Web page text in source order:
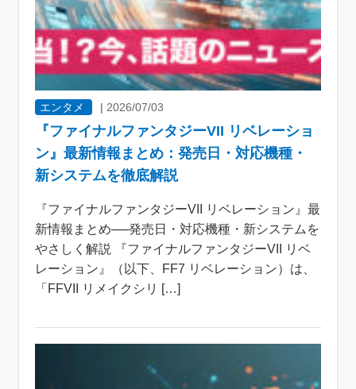
エンタメ |2026/07/03
『ファイナルファンタジーVII リベレーショ
ン』最新情報まとめ：発売日・対応機種・
新システムを徹底解説
『ファイナルファンタジーVII リベレーション』最
新情報まとめ──発売日・対応機種・新システムを
やさしく解説 『ファイナルファンタジーVII リベ
レーション』（以下、FF7 リベレーション）は、
「FFVII リメイクシリ […]